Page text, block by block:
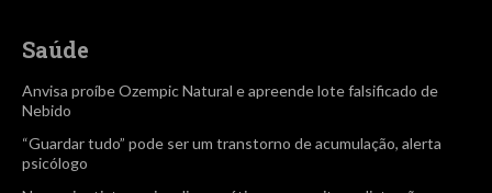
Saúde
Anvisa proíbe Ozempic Natural e apreende lote falsificado de
Nebido
“Guardar tudo” pode ser um transtorno de acumulação, alerta
psicólogo